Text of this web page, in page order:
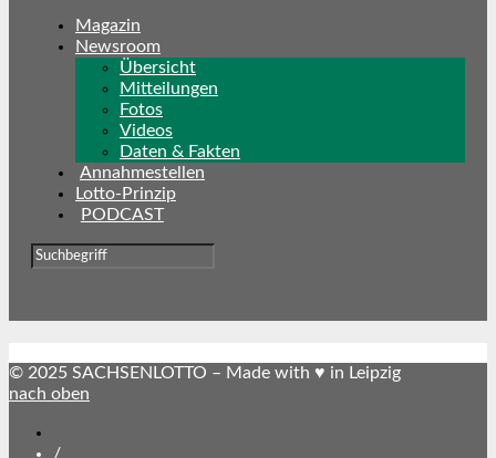
Magazin
Newsroom
Übersicht
Mitteilungen
Fotos
Videos
Daten & Fakten
Annahmestellen
Lotto-Prinzip
PODCAST
© 2025 SACHSENLOTTO – Made with ♥ in Leipzig
nach oben
abonnieren
/